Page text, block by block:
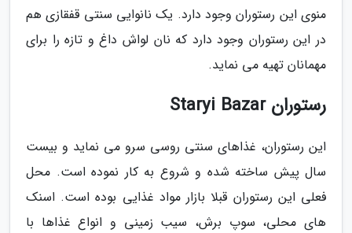
منوی این رستوران وجود دارد. یک نانوایی سنتی قفقازی هم
در این رستوران وجود دارد که نان لواش داغ و تازه را برای
مهمانان تهیه می نماید.
رستوران Staryi Bazar
این رستوران، غذاهای سنتی روسی سرو می نماید و بیست
سال پیش ساخته شده و شروع به کار نموده است. محل
فعلی این رستوران قبلا بازار مواد غذایی بوده است. اسنک
های محلی، سوپ برش، سیب زمینی و انواع غذاها با